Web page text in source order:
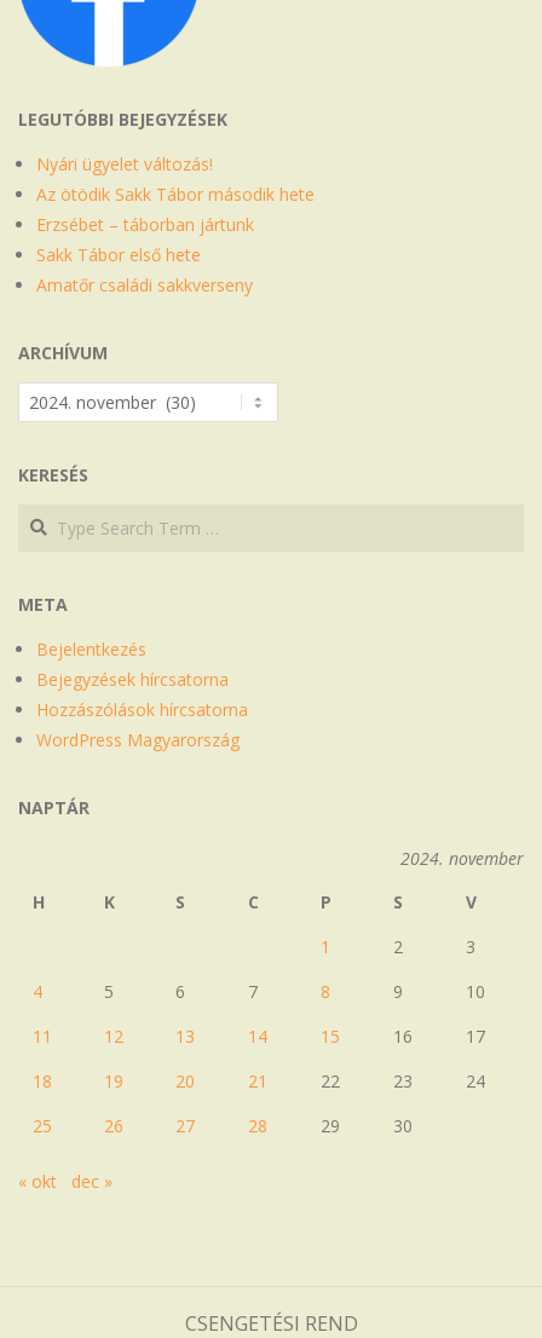
LEGUTÓBBI BEJEGYZÉSEK
Nyári ügyelet változás!
Az ötödik Sakk Tábor második hete
Erzsébet – táborban jártunk
Sakk Tábor első hete
Amatőr családi sakkverseny
ARCHÍVUM
Archívum
KERESÉS
Search
Search
META
Bejelentkezés
Bejegyzések hírcsatorna
Hozzászólások hírcsatorna
WordPress Magyarország
NAPTÁR
2024. november
H
K S C P S
V
1
2
3
4
5 6 7 8 9
10
11
12 13 14 15 16
17
18
19 20 21 22 23
24
25
26 27 28 29 30
« okt dec »
CSENGETÉSI REND